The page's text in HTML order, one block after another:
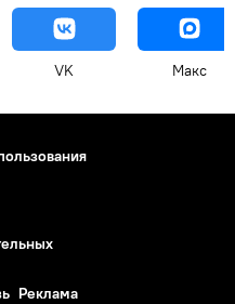
VK Макс
Реклама